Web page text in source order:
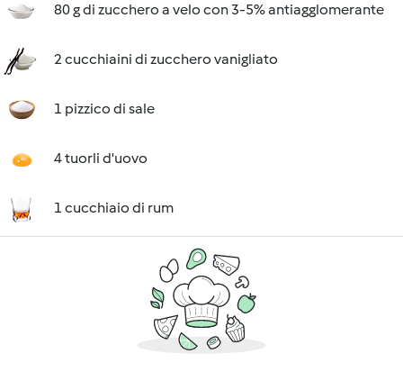
80 g di zucchero a velo con 3-5% antiagglomerante
2 cucchiaini di zucchero vanigliato
1 pizzico di sale
4 tuorli d'uovo
1 cucchiaio di rum